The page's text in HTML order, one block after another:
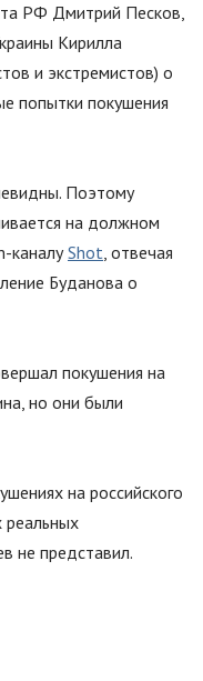
РФ Дмитрий Песков,
Кирилла
и экстремистов) о
попытки покушения
Поэтому
на должном
каналуShot, отвечая
Буданова о
покушения на
но они были
на российского
реальных
не представил.